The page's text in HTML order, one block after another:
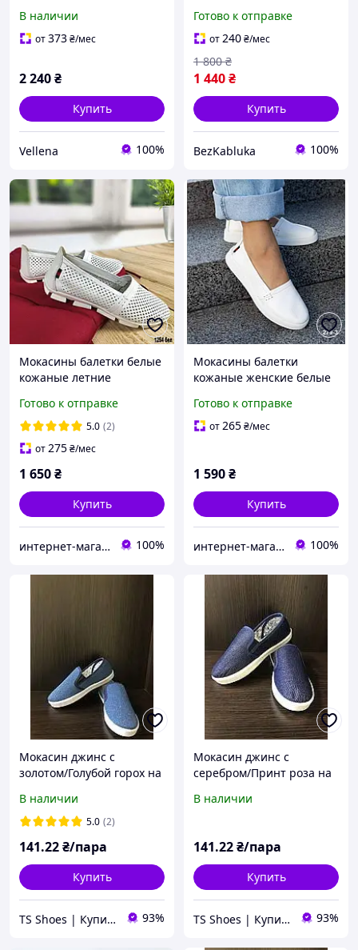
Размер 37 39
В наличии
от373₴/мес
2 240₴
Купить
Vellena 100%
размер ALLSY
Готово к отправке
от240₴/мес
1 440₴
1 800 ₴
Купить
BezKabluka 100%
Мокасины балетки белые
кожаные летние
женские Натуральная
кожа Размеры 36 38 39 40
Готово к отправке
5.0 (2)
от275₴/мес
1 650₴
Купить
интернет-магазин "Николь" 100%
Мокасины балетки
кожаные женские белые
Размеры 36 39 40
Готово к отправке
от265₴/мес
1 590₴
Купить
интернет-магазин "Николь" 100%
Мокасин джинс с
золотом/Голубой горох на
размер
В наличии
5.0 (2)
141.22₴/пара
Купить
TS Shoes | Купить обувь оптом от производителя - интернет магазин качественной обуви 93%
Мокасин джинс с
серебром/Принт роза на
размер
В наличии
141.22₴/пара
Купить
TS Shoes | Купить обувь оптом от производителя - интернет магазин качественной обуви 93%